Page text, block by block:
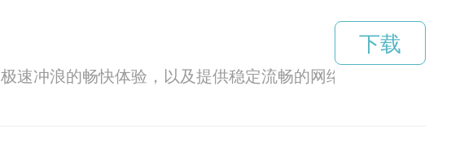
冲浪的畅快体验，以及提供稳定流畅的网络连接。
下载